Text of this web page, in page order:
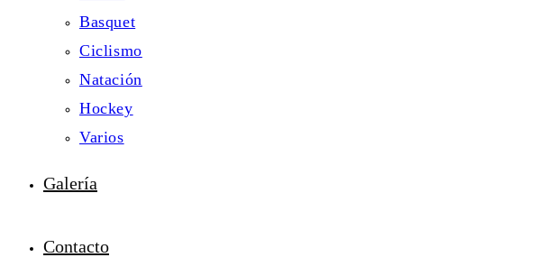
Basquet
Ciclismo
Natación
Hockey
Varios
Galería
Contacto